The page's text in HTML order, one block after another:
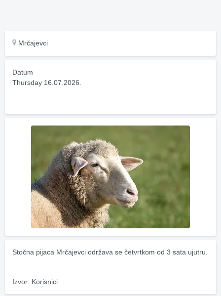
Mrčajevci
Datum
Thursday 16.07.2026.
Stočna pijaca Mrčajevci održava se četvrtkom od 3 sata ujutru.
Izvor: Korisnici